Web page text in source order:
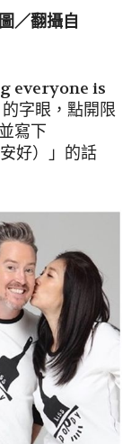
／翻攝自
everyone is
字眼，點開限
寫下
好）」的話